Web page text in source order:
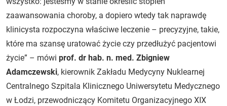
zaawansowania choroby, a dopiero wtedy tak naprawdę
klinicysta rozpoczyna właściwe leczenie – precyzyjne, takie,
które ma szansę uratować życie czy przedłużyć pacjentowi
życie” – mówi prof. dr hab. n. med. Zbigniew
Adamczewski, kierownik Zakładu Medycyny Nuklearnej
Centralnego Szpitala Klinicznego Uniwersytetu Medycznego
w Łodzi, przewodniczący Komitetu Organizacyjnego XIX